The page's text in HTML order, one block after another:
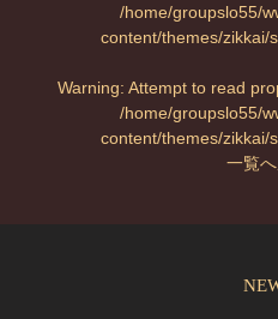
/home/groupslo55/
content/themes/zikkai/
Warning: Attempt to read
/home/groupslo55/
content/themes/zikkai/
一覧